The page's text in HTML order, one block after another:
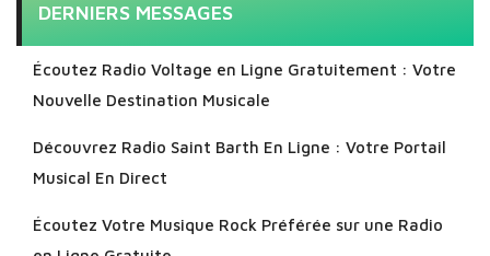
DERNIERS MESSAGES
Écoutez Radio Voltage en Ligne Gratuitement : Votre
Nouvelle Destination Musicale
Découvrez Radio Saint Barth En Ligne : Votre Portail
Musical En Direct
Écoutez Votre Musique Rock Préférée sur une Radio